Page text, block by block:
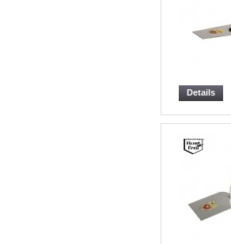
Details